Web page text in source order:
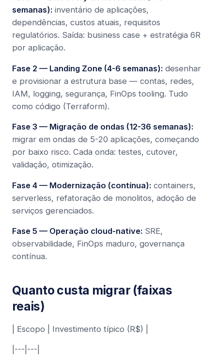
semanas): inventário de aplicações,
dependências, custos atuais, requisitos
regulatórios. Saída: business case + estratégia 6R
por aplicação.
Fase 2 — Landing Zone (4-6 semanas): desenhar
e provisionar a estrutura base — contas, redes,
IAM, logging, segurança, FinOps tooling. Tudo
como código (Terraform).
Fase 3 — Migração de ondas (12-36 semanas):
migrar em ondas de 5-20 aplicações, começando
por baixo risco. Cada onda: testes, cutover,
validação, otimização.
Fase 4 — Modernização (contínua): containers,
serverless, refatoração de monolitos, adoção de
serviços gerenciados.
Fase 5 — Operação cloud-native: SRE,
observabilidade, FinOps maduro, governança
contínua.
Quanto custa migrar (faixas
reais)
| Escopo | Investimento típico (R$) |
|---|---|